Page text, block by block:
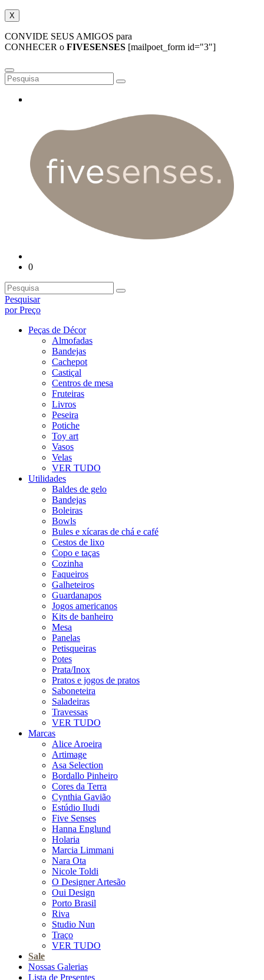
X
CONVIDE SEUS AMIGOS para
CONHECER o FIVESENSES [mailpoet_form id="3"]
0
Pesquisar
por Preço
Peças de Décor
Almofadas
Bandejas
Cachepot
Castiçal
Centros de mesa
Fruteiras
Livros
Peseira
Potiche
Toy art
Vasos
Velas
VER TUDO
Utilidades
Baldes de gelo
Bandejas
Boleiras
Bowls
Bules e xícaras de chá e café
Cestos de lixo
Copo e taças
Cozinha
Faqueiros
Galheteiros
Guardanapos
Jogos americanos
Kits de banheiro
Mesa
Panelas
Petisqueiras
Potes
Prata/Inox
Pratos e jogos de pratos
Saboneteira
Saladeiras
Travessas
VER TUDO
Marcas
Alice Aroeira
Artimage
Asa Selection
Bordallo Pinheiro
Cores da Terra
Cynthia Gavião
Estúdio Iludi
Five Senses
Hanna Englund
Holaria
Marcia Limmani
Nara Ota
Nicole Toldi
O Designer Artesão
Oui Design
Porto Brasil
Riva
Studio Nun
Traço
VER TUDO
Sale
Nossas Galerias
Lista de Presentes